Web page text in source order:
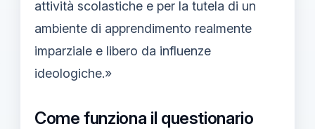
attività scolastiche e per la tutela di un
ambiente di apprendimento realmente
imparziale e libero da influenze
ideologiche.»
Come funziona il questionario